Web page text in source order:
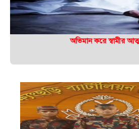
অভিমান করে স্বামীর